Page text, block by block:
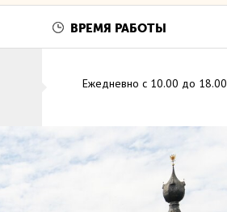
ВРЕМЯ РАБОТЫ
Ежедневно с 10.00 до 18.00